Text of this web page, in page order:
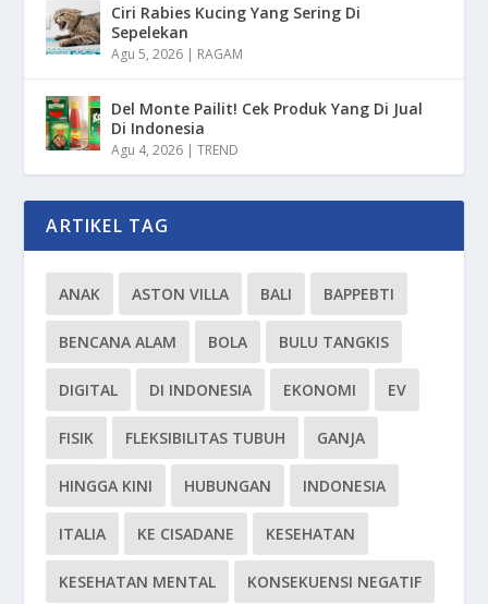
Ciri Rabies Kucing Yang Sering Di
Sepelekan
Agu 5, 2026 | RAGAM
Del Monte Pailit! Cek Produk Yang Di Jual
Di Indonesia
Agu 4, 2026 |TREND
ARTIKEL TAG
ANAK ASTON VILLA BALI BAPPEBTI
BENCANA ALAM BOLA BULU TANGKIS
DIGITAL DI INDONESIA EKONOMI EV
FISIK FLEKSIBILITAS TUBUH GANJA
HINGGA KINI HUBUNGAN INDONESIA
ITALIA KE CISADANE KESEHATAN
KESEHATAN MENTAL KONSEKUENSI NEGATIF